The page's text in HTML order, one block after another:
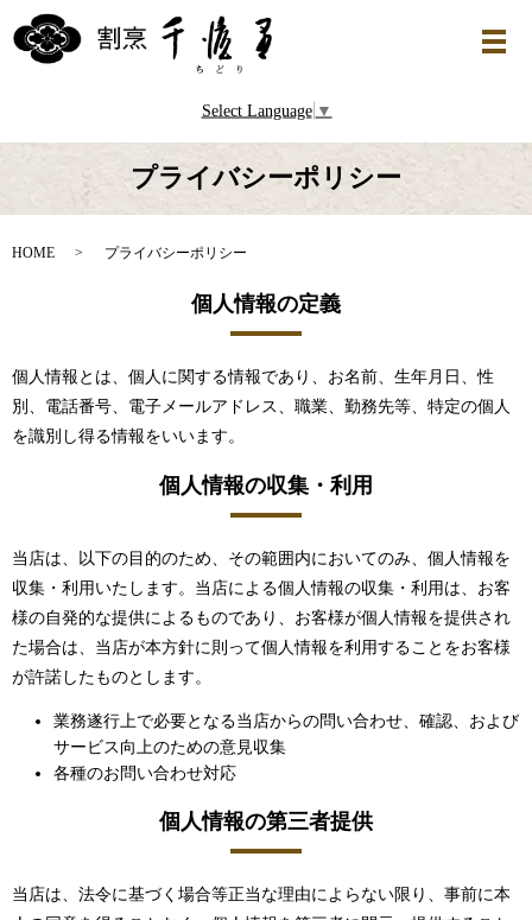
Select Language ▼
プライバシーポリシー
HOME プライバシーポリシー
個人情報の定義
個人情報とは、個人に関する情報であり、お名前、生年月日、性
別、電話番号、電子メールアドレス、職業、勤務先等、特定の個人
を識別し得る情報をいいます。
個人情報の収集・利用
当店は、以下の目的のため、その範囲内においてのみ、個人情報を
収集・利用いたします。当店による個人情報の収集・利用は、お客
様の自発的な提供によるものであり、お客様が個人情報を提供され
た場合は、当店が本方針に則って個人情報を利用することをお客様
が許諾したものとします。
業務遂行上で必要となる当店からの問い合わせ、確認、および
サービス向上のための意見収集
各種のお問い合わせ対応
個人情報の第三者提供
当店は、法令に基づく場合等正当な理由によらない限り、事前に本